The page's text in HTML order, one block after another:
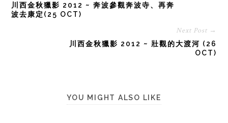
川西金秋獵影 2012 ~ 奔波參觀奔波寺、再奔
波去康定(25 OCT)
Next Post →
川西金秋獵影 2012 ~ 壯觀的大渡河 (26
OCT)
YOU MIGHT ALSO LIKE